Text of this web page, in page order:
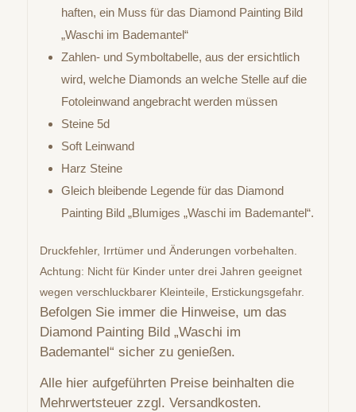
haften, ein Muss für das Diamond Painting Bild
„Waschi im Bademantel“
Zahlen- und Symboltabelle, aus der ersichtlich
wird, welche Diamonds an welche Stelle auf die
Fotoleinwand angebracht werden müssen
Steine 5d
Soft Leinwand
Harz Steine
Gleich bleibende Legende für das Diamond
Painting Bild „Blumiges „Waschi im Bademantel“.
Druckfehler, Irrtümer und Änderungen vorbehalten.
Achtung: Nicht für Kinder unter drei Jahren geeignet
wegen verschluckbarer Kleinteile, Erstickungsgefahr.
Befolgen Sie immer die Hinweise, um das
Diamond Painting Bild „Waschi im
Bademantel“ sicher zu genießen.
Alle hier aufgeführten Preise beinhalten die
Mehrwertsteuer zzgl. Versandkosten.